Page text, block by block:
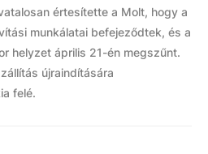
értesítette a Molt, hogy a
munkálatai befejeződtek, és a
helyzet április 21-én megszűnt.
újraindítására
felé.